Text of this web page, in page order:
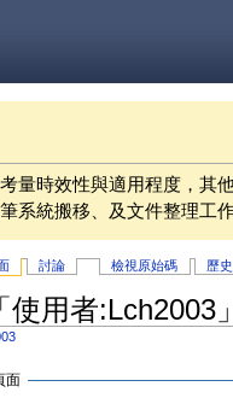
量時效性與適用程度，其
系統搬移、及文件整理工
討論 檢視原始碼 歷
使用者:Lch2003
面